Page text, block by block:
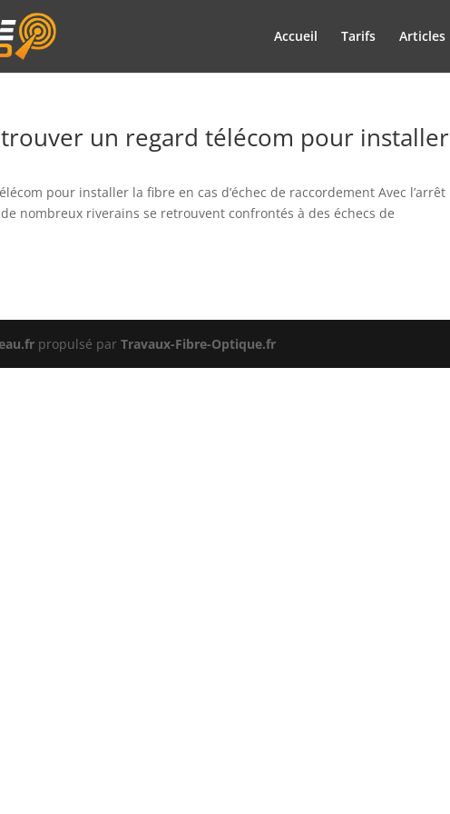
Accueil Tarifs Articles
un regard télécom pour installer
pour installer la fibre en cas d’échec de raccordement Avec l’arrêt
nombreux riverains se retrouvent confrontés à des échecs de
propulsé parTravaux-Fibre-Optique.fr